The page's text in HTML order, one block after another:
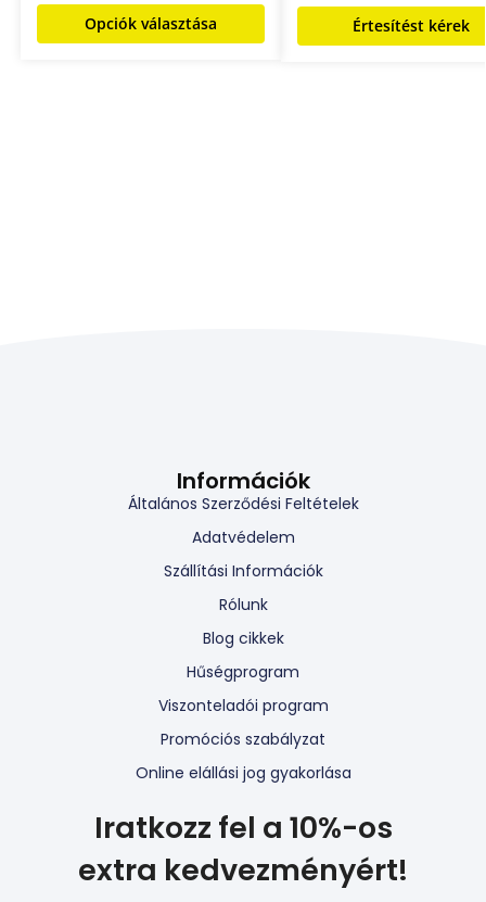
Opciók választása Értesítést kérek
Információk
Általános Szerződési Feltételek
Adatvédelem
Szállítási Információk
Rólunk
Blog cikkek
Hűségprogram
Viszonteladói program
Promóciós szabályzat
Online elállási jog gyakorlása
Iratkozz fel a 10%-os
extra kedvezményért!